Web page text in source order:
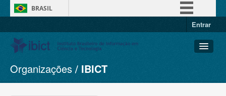
BRASIL
Entrar
Conjuntos de dados
Organizações
Organizações IBICT